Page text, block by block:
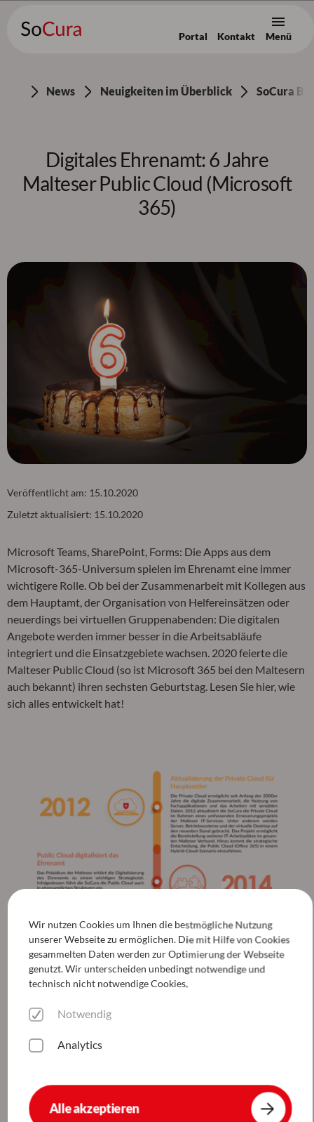
Portal Kontakt Menü
News Neuigkeiten im Überblick SoCura
Digitales Ehrenamt: 6 Jahre
Malteser Public Cloud (Microsoft
365)
Veröffentlicht am: 15.10.2020
Zuletzt aktualisiert: 15.10.2020
Microsoft Teams, SharePoint, Forms: Die Apps aus dem
Microsoft-365-Universum spielen im Ehrenamt eine immer
wichtigere Rolle. Ob bei der Zusammenarbeit mit Kollegen aus
dem Hauptamt, der Organisation von Helfereinsätzen oder
neuerdings bei virtuellen Gruppenabenden: Die digitalen
Angebote werden immer besser in die Arbeitsabläufe
integriert und die Einsatzgebiete wachsen. 2020 feierte die
Malteser Public Cloud (so ist Microsoft 365 bei den Maltesern
auch bekannt) ihren sechsten Geburtstag. Lesen Sie hier, wie
sich alles entwickelt hat!
Wir nutzen Cookies um Ihnen die bestmögliche Nutzung
unserer Webseite zu ermöglichen. Die mit Hilfe von Cookies
gesammelten Daten werden zur Optimierung der Webseite
genutzt. Wir unterscheiden unbedingt notwendige und
technisch nicht notwendige Cookies.
Notwendig
Analytics
Alle akzeptieren